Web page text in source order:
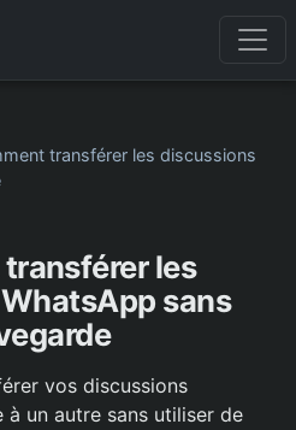
transférer les discussions
les
sans
vos discussions
à un autre sans utiliser de